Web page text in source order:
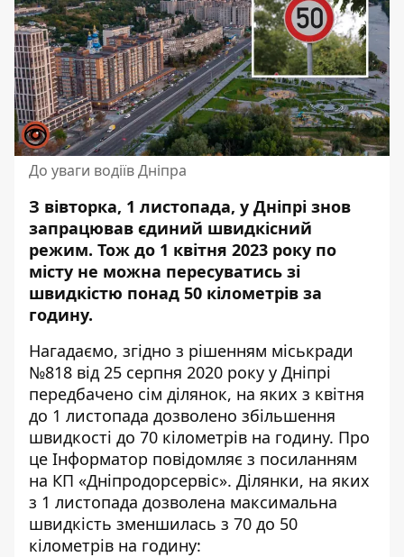
До уваги водіїв Дніпра
З вівторка, 1 листопада, у Дніпрі знов
запрацював єдиний швидкісний
режим. Тож до 1 квітня 2023 року по
місту не можна пересуватись зі
швидкістю понад 50 кілометрів за
годину.
Нагадаємо, згідно з рішенням міськради
№818 від 25 серпня 2020 року у Дніпрі
передбачено сім ділянок, на яких з квітня
до 1 листопада дозволено збільшення
швидкості до 70 кілометрів на годину. Про
це Інформатор повідомляє з посиланням
на КП «Дніпродорсервіс». Ділянки, на яких
з 1 листопада дозволена максимальна
швидкість зменшилась з 70 до 50
кілометрів на годину: